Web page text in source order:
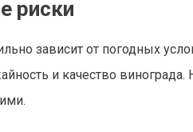
риски
зависит от погодных
и качество